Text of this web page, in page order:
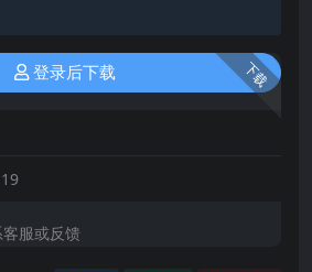
下载
登录后下载
服或反馈